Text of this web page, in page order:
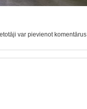
var pievienot komentārus